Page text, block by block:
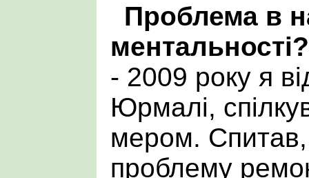
Проблема в
ментальності?
- 2009 року я
Юрмалі,
мером. Спитав,
проблему